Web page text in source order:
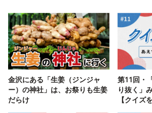
金沢にある「生姜（ジンジャ
ー）の神社」は、お祭りも生姜
だらけ
第11回・
り抜く」
【クイズ